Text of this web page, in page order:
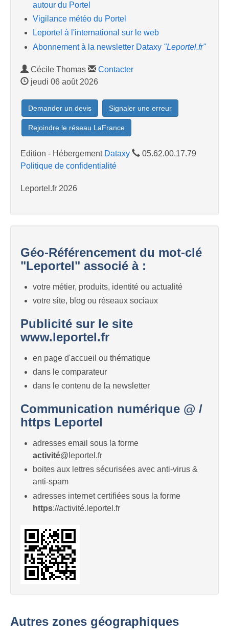
autour du Portel
Vigilance météo du Portel
Leportel à l'international sur le web
Abonnement à la newsletter Dataxy "Leportel.fr"
Cécile Thomas
Contacter
jeudi 06 août 2026
Demander un devis Signaler une erreur
Rejoindre le réseau LaFrance
Edition - Hébergement Dataxy
05.62.00.17.79
Politique de confidentialité
Leportel.fr 2026
Géo-Référencement du mot-clé
"Leportel" associé à :
votre métier, produits, identité ou actualité
votre site, blog ou réseaux sociaux
Publicité sur le site
www.leportel.fr
en page d'accueil ou thématique
dans le comparateur
dans le contenu de la newsletter
Communication numérique @ /
https Leportel
adresses email sous la forme
activité@leportel.fr
boites aux lettres sécurisées avec anti-virus &
anti-spam
adresses internet certifiées sous la forme
https://activité.leportel.fr
Autres zones géographiques